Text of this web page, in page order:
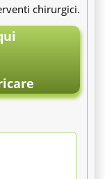
chirurgici.